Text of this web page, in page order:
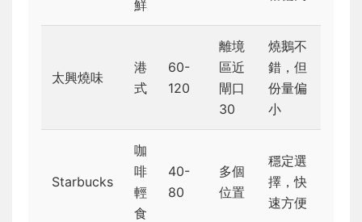
鮮
太興燒味
港
式
60-
120
離境
區近
閘口
30
燒鵝不
錯，但
份量偏
小
Starbucks
咖
啡
輕
食
40-
80
多個
位置
穩定選
擇，快
速方便